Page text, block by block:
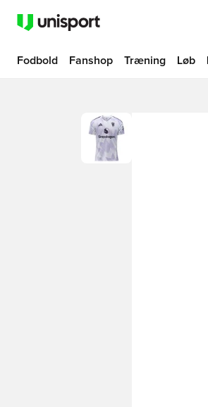
Fodbold Fanshop Træning Løb